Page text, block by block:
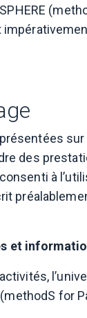
des
à
et
(methodS for